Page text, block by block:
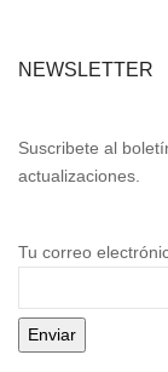
NEWSLETTER
Suscribete al
actualizaciones.
Tu correo